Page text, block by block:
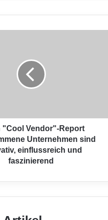
"Cool Vendor"-Report
Unternehmen sind
einflussreich und
faszinierend